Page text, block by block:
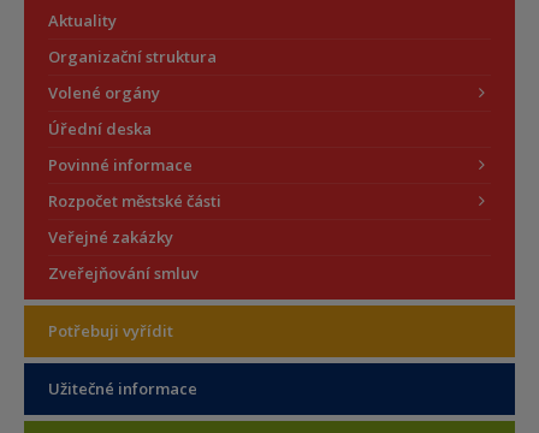
Aktuality
Organizační struktura
Volené orgány
Úřední deska
Povinné informace
Rozpočet městské části
Veřejné zakázky
Zveřejňování smluv
Potřebuji vyřídit
Užitečné informace